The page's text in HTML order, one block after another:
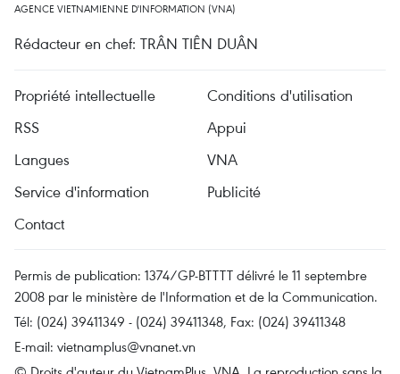
AGENCE VIETNAMIENNE D'INFORMATION (VNA)
Rédacteur en chef: TRÂN TIÊN DUÂN
Propriété intellectuelle
Conditions d'utilisation
RSS
Appui
Langues
VNA
Service d'information
Publicité
Contact
Permis de publication: 1374/GP-BTTTT délivré le 11 septembre
2008 par le ministère de l'Information et de la Communication.
Tél: (024) 39411349 - (024) 39411348, Fax: (024) 39411348
E-mail: vietnamplus@vnanet.vn